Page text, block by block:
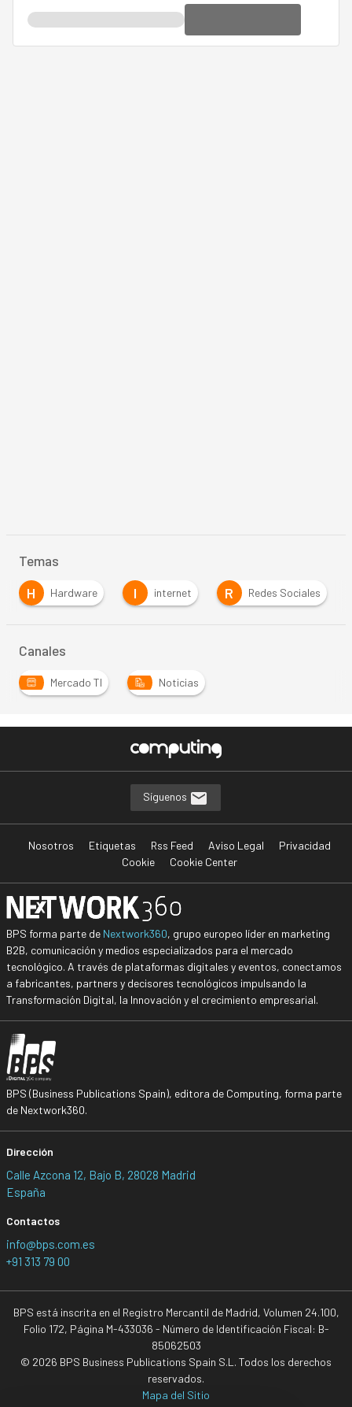
Temas
H
Hardware I internet R Redes Sociales
Canales
Mercado TI Noticias
Síguenos
Nosotros Etiquetas Rss Feed Aviso Legal
Privacidad
Cookie
Cookie Center
BPS forma parte de Nextwork360, grupo europeo líder en marketing
B2B, comunicación y medios especializados para el mercado
tecnológico. A través de plataformas digitales y eventos, conectamos
a fabricantes, partners y decisores tecnológicos impulsando la
Transformación Digital, la Innovación y el crecimiento empresarial.
BPS (Business Publications Spain), editora de Computing, forma parte
de Nextwork360.
Dirección
Calle Azcona 12, Bajo B, 28028 Madrid
España
Contactos
info@bps.com.es
+91 313 79 00
BPS está inscrita en el Registro Mercantil de Madrid, Volumen 24.100,
Folio 172, Página M-433036 - Número de Identificación Fiscal: B-
85062503
© 2026 BPS Business Publications Spain S.L. Todos los derechos
reservados.
Mapa del Sitio